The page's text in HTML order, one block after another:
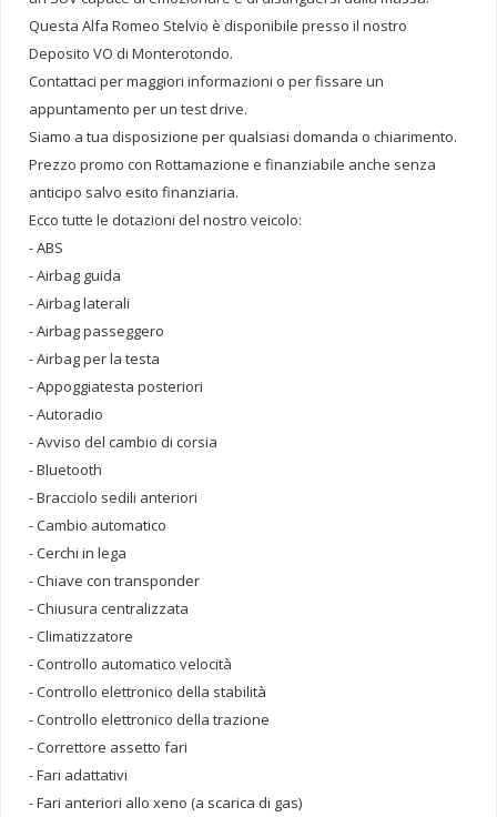
Questa Alfa Romeo Stelvio è disponibile presso il nostro
Deposito VO di Monterotondo.
Contattaci per maggiori informazioni o per fissare un
appuntamento per un test drive.
Siamo a tua disposizione per qualsiasi domanda o chiarimento.
Prezzo promo con Rottamazione e finanziabile anche senza
anticipo salvo esito finanziaria.
Ecco tutte le dotazioni del nostro veicolo:
- ABS
- Airbag guida
- Airbag laterali
- Airbag passeggero
- Airbag per la testa
- Appoggiatesta posteriori
- Autoradio
- Avviso del cambio di corsia
- Bluetooth
- Bracciolo sedili anteriori
- Cambio automatico
- Cerchi in lega
- Chiave con transponder
- Chiusura centralizzata
- Climatizzatore
- Controllo automatico velocità
- Controllo elettronico della stabilità
- Controllo elettronico della trazione
- Correttore assetto fari
- Fari adattativi
- Fari anteriori allo xeno (a scarica di gas)